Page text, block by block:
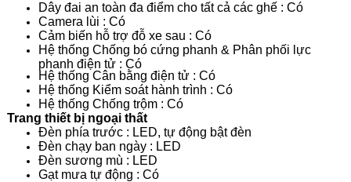
Dây đai an toàn đa điểm cho tất cả các ghế : Có
Camera lùi : Có
Cảm biến hỗ trợ đỗ xe sau : Có
Hệ thống Chống bó cứng phanh & Phân phối lực
phanh điện tử : Có
Hệ thống Cân bằng điện tử : Có
Hệ thống Kiểm soát hành trình : Có
Hệ thống Chống trộm : Có
Trang thiết bị ngoại thất
Đèn phía trước : LED, tự động bật đèn
Đèn chạy ban ngày : LED
Đèn sương mù : LED
Gạt mưa tự động : Có